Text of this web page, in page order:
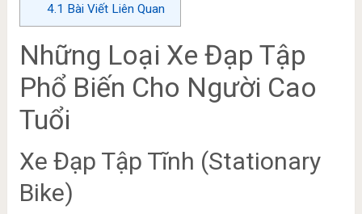
4.1 Bài Viết Liên Quan
Những Loại Xe Đạp Tập
Phổ Biến Cho Người Cao
Tuổi
Xe Đạp Tập Tĩnh (Stationary
Bike)